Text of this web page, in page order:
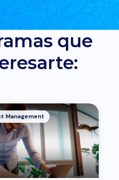
que
Management